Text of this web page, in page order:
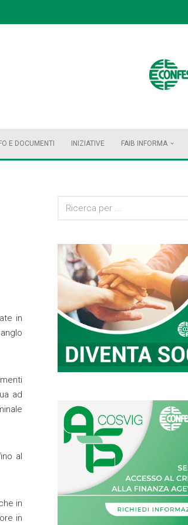
E DOCUMENTI INIZIATIVE FAIB INFORMA
in
ad
al
in
in